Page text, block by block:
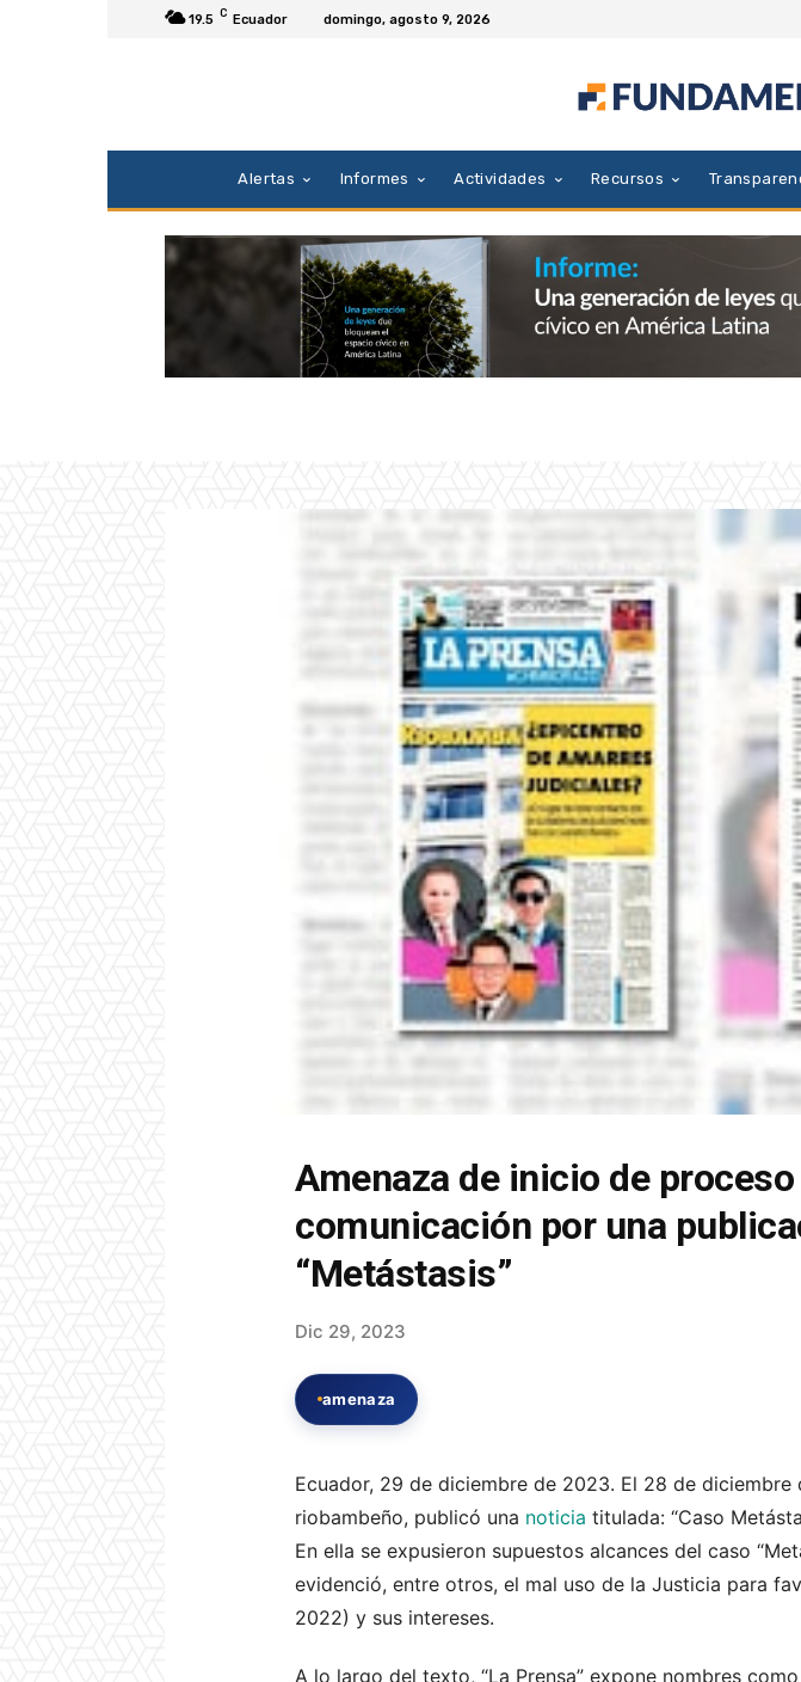
19.5 C Ecuador domingo, agosto 9, 2026
Alertas Informes Actividades Recursos
Amenaza de inicio de
comunicación por una
“Metástasis”
Dic 29, 2023
amenaza
Ecuador, 29 de diciembre de 2023. El 28 de diciembre
riobambeño, publicó una noticia titulada: “Caso
En ella se expusieron supuestos alcances del caso
evidenció, entre otros, el mal uso de la Justicia para
2022) y sus intereses.
A lo largo del texto, “La Prensa” expone nombres